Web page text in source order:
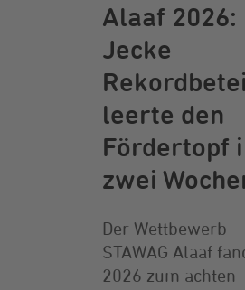
Alaaf 2026:
Jecke
leerte den
Fördertopf
zwei
Der Wettbewerb
STAWAG Alaaf
2026 zum achten